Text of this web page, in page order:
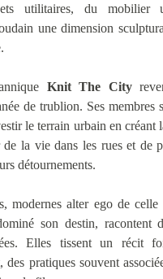
utilitaires, du mobilier
une dimension
Knit The City
de trublion. Ses membres
le terrain urbain en créant
de la vie dans les rues et de
détournements.
modernes alter ego de
son destin, racontent
Elles tissent un récit
des pratiques souvent